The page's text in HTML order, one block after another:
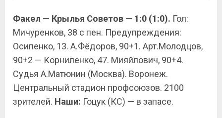
Факел — Крылья Советов — 1:0 (1:0). Гол:
Мичуренков, 38 с пен. Предупреждения:
Осипенко, 13. А.Фёдоров, 90+1. Арт.Молодцов,
90+2 — Корниленко, 47. Мияйлович, 90+4.
Судья А.Матюнин (Москва). Воронеж.
Центральный стадион профсоюзов. 2100
зрителей. Наши: Гоцук (КС) — в запасе.